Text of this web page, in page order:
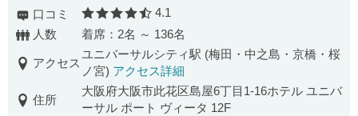
口コミ 口コミ評価
4.1
人数
着席：2名 ～ 136名
アクセス
ユニバーサルシティ駅 (梅田・中之島・京橋・桜
ノ宮) アクセス詳細
住所
大阪府大阪市此花区島屋6丁目1-16ホテル ユニバ
ーサル ポート ヴィータ 12F